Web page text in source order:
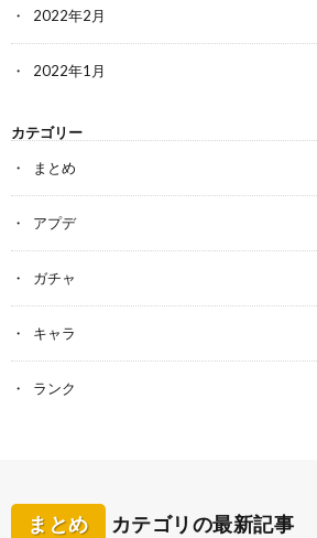
2022年2月
2022年1月
カテゴリー
まとめ
アプデ
ガチャ
キャラ
ランク
まとめ カテゴリの最新記事